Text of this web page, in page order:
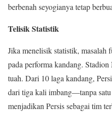
berbenah seyogianya tetap
Telisik Statistik
Jika menelisik statistik, masalah
pada performa kandang.
tuah. Dari 10 laga kandang,
dari tiga kali imbang—tanpa
menjadikan Persis sebagai tim